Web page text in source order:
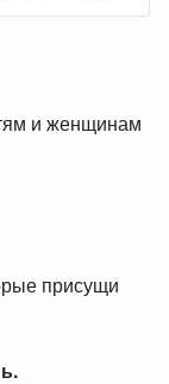
и женщинам
присущи